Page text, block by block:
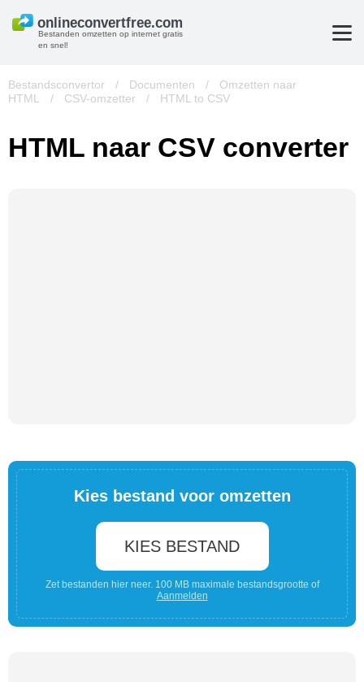
Bestanden omzetten op internet gratis
en snel!
Bestandsconvertor / Documenten /
Omzetten naar
HTML
/ CSV-omzetter / HTML to CSV
HTML naar CSV converter
Kies bestand voor omzetten
KIES BESTAND
Zet bestanden hier neer. 100 MB maximale bestandsgrootte of
Aanmelden